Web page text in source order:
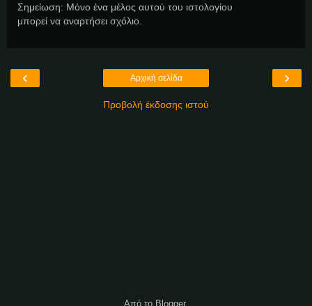
Σημείωση: Μόνο ένα μέλος αυτού του ιστολογίου
μπορεί να αναρτήσει σχόλιο.
‹ ›
Αρχική σελίδα
Προβολή έκδοσης ιστού
Από το Blogger.